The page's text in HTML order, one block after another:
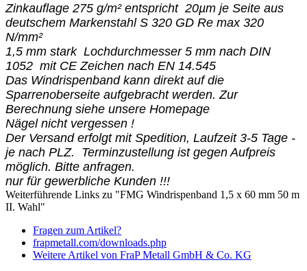
Zinkauflage 275 g/m² entspricht 20µm je Seite aus
deutschem Markenstahl S 320 GD Re max 320
N/mm²
1,5 mm stark Lochdurchmesser 5 mm nach DIN
1052 mit CE Zeichen nach EN 14.545
Das Windrispenband kann direkt auf die
Sparrenoberseite aufgebracht werden. Zur
Berechnung siehe unsere Homepage
Nägel nicht vergessen !
Der Versand erfolgt mit Spedition, Laufzeit 3-5 Tage -
je nach PLZ. Terminzustellung ist gegen Aufpreis
möglich. Bitte anfragen.
nur für gewerbliche Kunden !!!
Weiterführende Links zu "FMG Windrispenband 1,5 x 60 mm 50 m
II. Wahl"
Fragen zum Artikel?
frapmetall.com/downloads.php
Weitere Artikel von FraP Metall GmbH & Co. KG